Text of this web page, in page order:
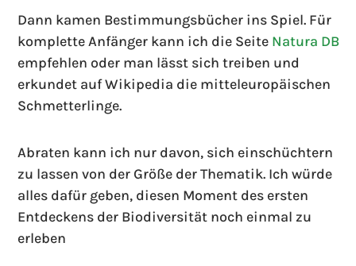
Dann kamen Bestimmungsbücher ins Spiel. Für
komplette Anfänger kann ich die Seite Natura DB
empfehlen oder man lässt sich treiben und
erkundet auf Wikipedia die mitteleuropäischen
Schmetterlinge.
Abraten kann ich nur davon, sich einschüchtern
zu lassen von der Größe der Thematik. Ich würde
alles dafür geben, diesen Moment des ersten
Entdeckens der Biodiversität noch einmal zu
erleben